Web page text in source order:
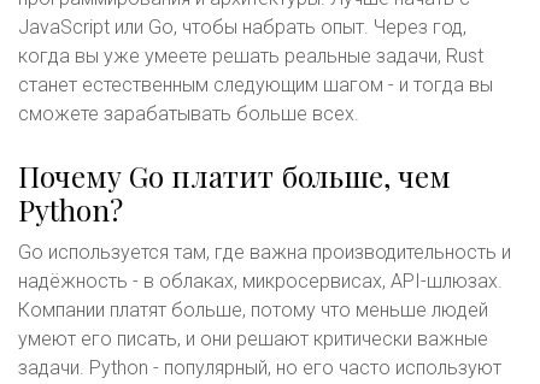
JavaScript или Go, чтобы набрать опыт. Через год,
когда вы уже умеете решать реальные задачи, Rust
станет естественным следующим шагом - и тогда вы
сможете зарабатывать больше всех.
Почему Go платит больше, чем
Python?
Go используется там, где важна производительность и
надёжность - в облаках, микросервисах, API-шлюзах.
Компании платят больше, потому что меньше людей
умеют его писать, и они решают критически важные
задачи. Python - популярный, но его часто используют